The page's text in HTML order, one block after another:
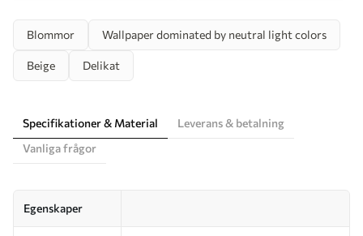
Blommor Wallpaper dominated by neutral light colors
Beige Delikat
Specifikationer & Material
Leverans & betalning
Vanliga frågor
Egenskaper